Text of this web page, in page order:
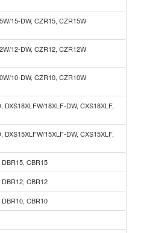
15-DW, CZR15, CZR15W
12-DW, CZR12, CZR12W
10-DW, CZR10, CZR10W
DXS18XLFW/18XLF-DW, CXS18XLF,
DXS15XLFW/15XLF-DW, CXS15XLF,
DBR15, CBR15
DBR12, CBR12
DBR10, CBR10